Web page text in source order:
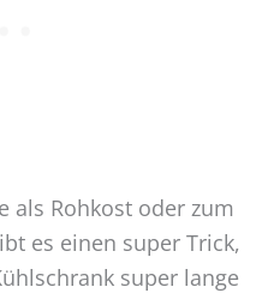
als Rohkost oder zum
es einen super Trick,
super lange